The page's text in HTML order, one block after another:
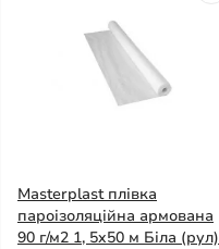
Masterplast плівка
пароізоляційна армована
90 г/м2 1, 5x50 м Біла (рул)